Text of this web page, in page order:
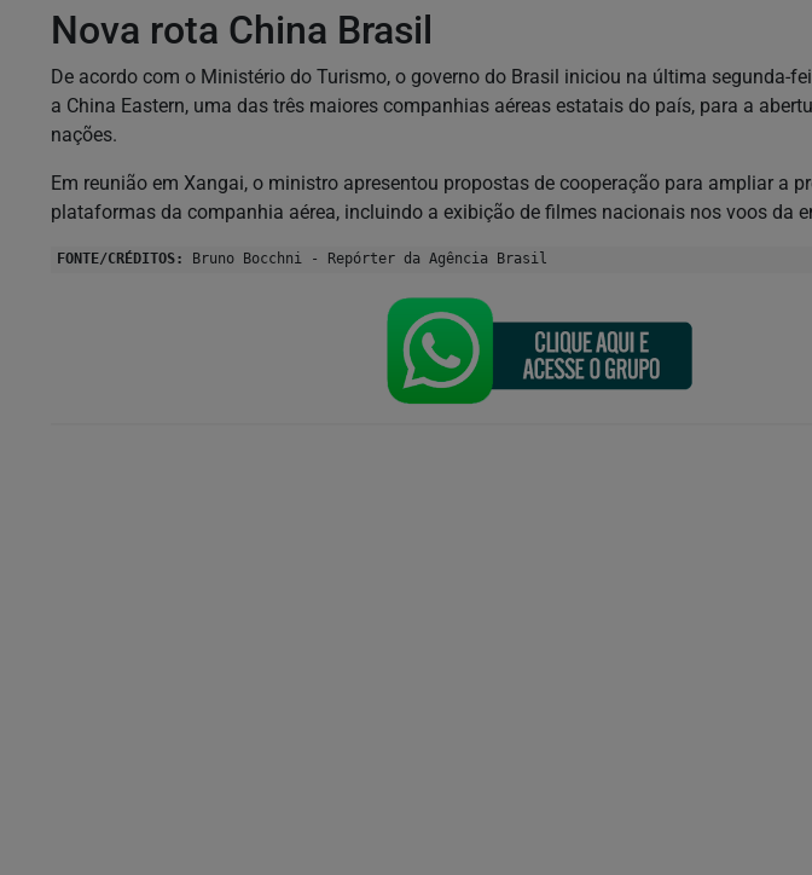
Nova rota China Brasil
De acordo com o Ministério do Turismo, o governo do Brasil iniciou na última segunda-
a China Eastern, uma das três maiores companhias aéreas estatais do país, para a
nações.
Em reunião em Xangai, o ministro apresentou propostas de cooperação para ampliar a
plataformas da companhia aérea, incluindo a exibição de filmes nacionais nos voos da
FONTE/CRÉDITOS: Bruno Bocchni - Repórter da Agência Brasil